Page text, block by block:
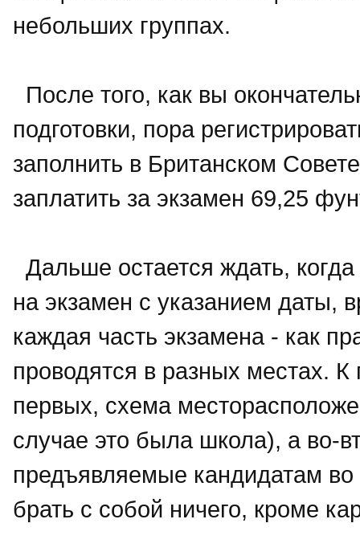
небольших группах.
После того, как вы
подготовки, пора
заполнить в Британском
заплатить за экзамен 69,25
Дальше остается ждать,
на экзамен с указанием даты,
каждая часть экзамена - как
проводятся в разных местах.
первых, схема
случае это была школа), а во-
предъявляемые кандидатам
брать с собой ничего, кроме